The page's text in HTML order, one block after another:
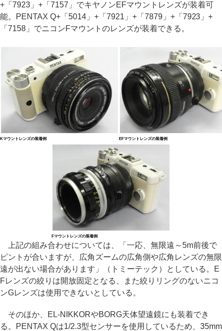
+「7923」+「7157」でキヤノンEFマウントレンズが装着可
能。PENTAX Q+「5014」+「7921」+「7879」+「7923」+
「7158」でニコンFマウントのレンズが装着できる。
Kマウントレンズの装着例 EFマウントレンズの装着例
Fマウントレンズの装着例
上記の組み合わせについては、「一応、無限遠～5m前後で
ピントが合いますが、広角ズームの広角側や広角レンズの無限
遠が出ない場合があります」（トミーテック）としている。E
Fレンズの絞りは開放固定となる、また絞りリングのないニコ
ンGレンズは使用できないとしている。
そのほか、EL-NIKKORやBORG天体望遠鏡にも装着でき
る。PENTAX Qは1/2.3型センサーを使用しているため、35mm